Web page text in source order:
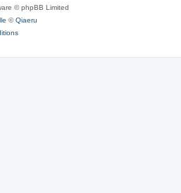
© phpBB Limited
©Qiaeru